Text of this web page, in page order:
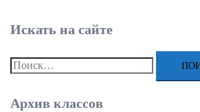
Искать на сайте
Найти:
Архив классов